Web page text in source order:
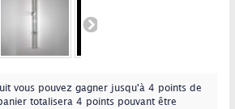
vous pouvez gagner jusqu'à 4 points de
totalisera 4 points pouvant être